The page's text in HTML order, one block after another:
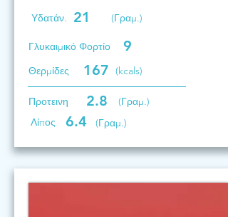
Υδατάν. 21 (Γραμ.)
Γλυκαιμικό Φορτίο 9
Θερμίδες 167 (kcals)
Προτεινη 2.8
(Γραμ.)
Λίπος
6.4 (Γραμ.)